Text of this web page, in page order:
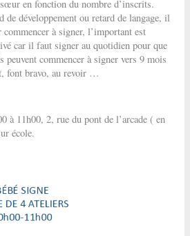
en fonction du nombre d’inscrits.
de développement ou retard de langage, il
commencer à signer, l’important est
car il faut signer au quotidien pour que
peuvent commencer à signer vers 9 mois
font bravo, au revoir …
à 11h00, 2, rue du pont de l’arcade ( en
école.